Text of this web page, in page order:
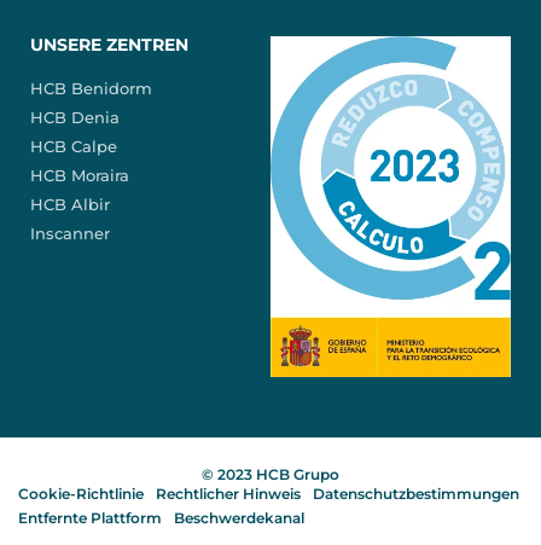
UNSERE ZENTREN
HCB Benidorm
HCB Denia
HCB Calpe
HCB Moraira
HCB Albir
Inscanner
© 2023 HCB Grupo
Cookie-Richtlinie
Rechtlicher Hinweis
Datenschutzbestimmungen
Entfernte Plattform
Beschwerdekanal